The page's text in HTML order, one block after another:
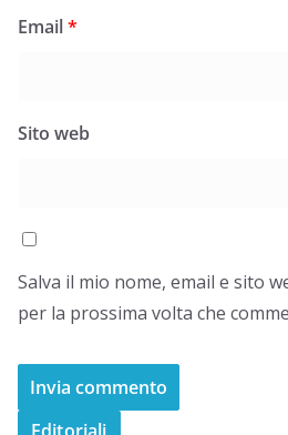
Email*
Sito web
Salva il mio nome, email e sito
per la prossima volta che